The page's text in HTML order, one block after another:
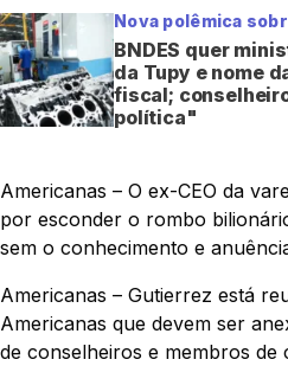
Nova polêmica
BNDES quer
da Tupy e nome
fiscal;
política"
Americanas – O ex-CEO da
por esconder o rombo
sem o conhecimento e
Americanas – Gutierrez está
Americanas que devem ser
de conselheiros e membros de